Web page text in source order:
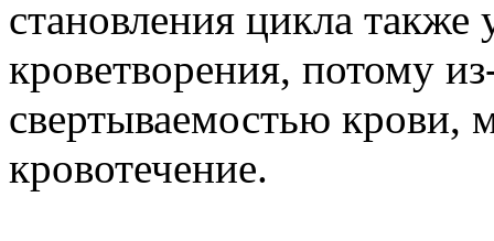
становления цикла также
кроветворения, потому
свертываемостью крови,
кровотечение.